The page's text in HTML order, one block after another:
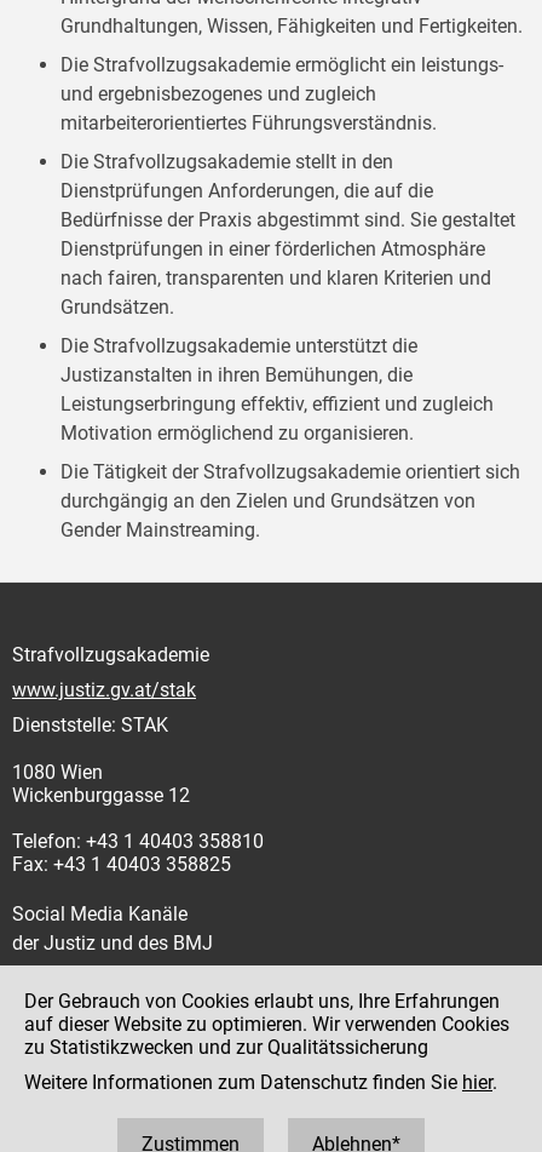
Grundhaltungen, Wissen, Fähigkeiten und Fertigkeiten.
Die Strafvollzugsakademie ermöglicht ein leistungs-
und ergebnisbezogenes und zugleich
mitarbeiterorientiertes Führungsverständnis.
Die Strafvollzugsakademie stellt in den
Dienstprüfungen Anforderungen, die auf die
Bedürfnisse der Praxis abgestimmt sind. Sie gestaltet
Dienstprüfungen in einer förderlichen Atmosphäre
nach fairen, transparenten und klaren Kriterien und
Grundsätzen.
Die Strafvollzugsakademie unterstützt die
Justizanstalten in ihren Bemühungen, die
Leistungserbringung effektiv, effizient und zugleich
Motivation ermöglichend zu organisieren.
Die Tätigkeit der Strafvollzugsakademie orientiert sich
durchgängig an den Zielen und Grundsätzen von
Gender Mainstreaming.
Strafvollzugsakademie
www.justiz.gv.at/stak
Dienststelle: STAK
1080 Wien
Wickenburggasse 12
Telefon: +43 1 40403 358810
Fax: +43 1 40403 358825
Social Media Kanäle
der Justiz und des BMJ
Impressum
Datenschutz
Der Gebrauch von Cookies erlaubt uns, Ihre Erfahrungen
auf dieser Website zu optimieren. Wir verwenden Cookies
zu Statistikzwecken und zur Qualitätssicherung
Weitere Informationen zum Datenschutz finden Sie hier.
Zustimmen Ablehnen*